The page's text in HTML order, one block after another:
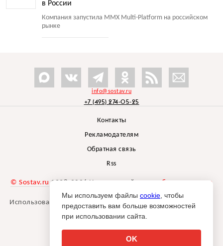
в России
Компания запустила MMX Multi-Platform на российском
рынке
info@sostav.ru
+7 (495) 274-05-25
Контакты
Рекламодателям
Обратная связь
Rss
© Sostav.ru 1998-2026 Независимый проектбрендингового
агентства Depot
Использование материалов Sostav.ru допустимо только при
указании источника.
Мы используем файлы cookie , чтобы
предоставить вам больше возможностей
при использовании сайта.
OK